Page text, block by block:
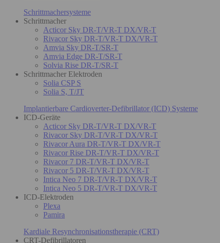
Schrittmachersysteme
Schrittmacher
Acticor Sky DR-T/VR-T DX/VR-T
Rivacor Sky DR-T/VR-T DX/VR-T
Amvia Sky DR-T/SR-T
Amvia Edge DR-T/SR-T
Solvia Rise DR-T/SR-T
Schrittmacher Elektroden
Solia CSP S
Solia S, T/JT
Implantierbare Cardioverter-Defibrillator (ICD) Systeme
ICD-Geräte
Acticor Sky DR-T/VR-T DX/VR-T
Rivacor Sky DR-T/VR-T DX/VR-T
Rivacor Aura DR-T/VR-T DX/VR-T
Rivacor Rise DR-T/VR-T DX/VR-T
Rivacor 7 DR-T/VR-T DX/VR-T
Rivacor 5 DR-T/VR-T DX/VR-T
Intica Neo 7 DR-T/VR-T DX/VR-T
Intica Neo 5 DR-T/VR-T DX/VR-T
ICD-Elektroden
Plexa
Pamira
Kardiale Resynchronisationstherapie (CRT)
CRT-Defibrillatoren